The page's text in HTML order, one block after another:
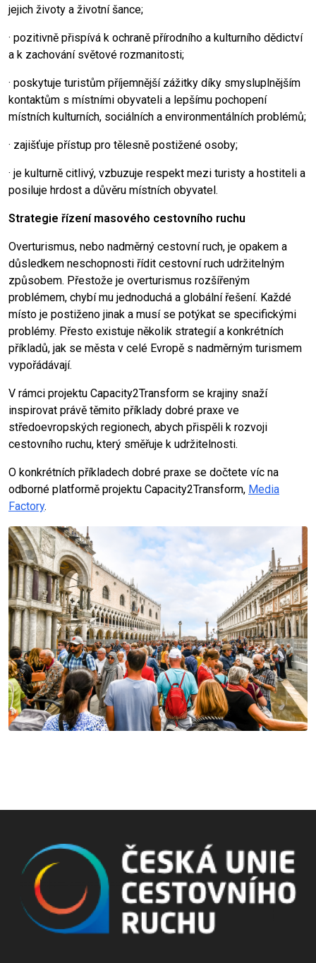
jejich životy a životní šance;
· pozitivně přispívá k ochraně přírodního a kulturního dědictví
a k zachování světové rozmanitosti;
· poskytuje turistům příjemnější zážitky díky smysluplnějším
kontaktům s místními obyvateli a lepšímu pochopení
místních kulturních, sociálních a environmentálních problémů;
· zajišťuje přístup pro tělesně postižené osoby;
· je kulturně citlivý, vzbuzuje respekt mezi turisty a hostiteli a
posiluje hrdost a důvěru místních obyvatel.
Strategie řízení masového cestovního ruchu
Overturismus, nebo nadměrný cestovní ruch, je opakem a
důsledkem neschopnosti řídit cestovní ruch udržitelným
způsobem. Přestože je overturismus rozšířeným
problémem, chybí mu jednoduchá a globální řešení. Každé
místo je postiženo jinak a musí se potýkat se specifickými
problémy. Přesto existuje několik strategií a konkrétních
příkladů, jak se města v celé Evropě s nadměrným turismem
vypořádávají.
V rámci projektu Capacity2Transform se krajiny snaží
inspirovat právě těmito příklady dobré praxe ve
středoevropských regionech, abych přispěli k rozvoji
cestovního ruchu, který směřuje k udržitelnosti.
O konkrétních příkladech dobré praxe se dočtete víc na
odborné platformě projektu Capacity2Transform, Media
Factory.